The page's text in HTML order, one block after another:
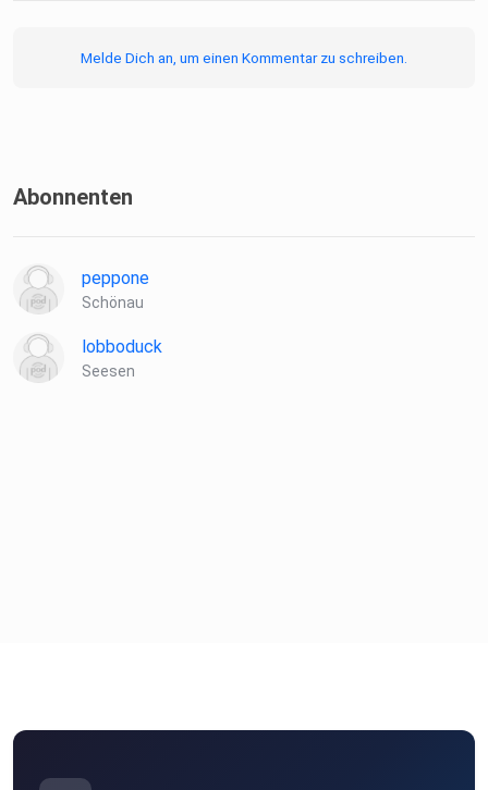
Melde Dich an, um einen Kommentar zu schreiben.
Abonnenten
peppone
Schönau
lobboduck
Seesen